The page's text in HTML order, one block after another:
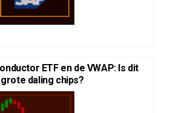
ETF en de VWAP: Is dit
daling chips?